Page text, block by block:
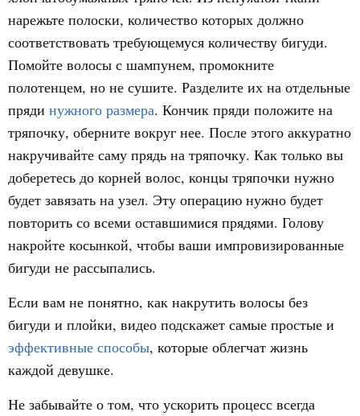
нарежьте полоски, количество которых должно
соответствовать требующемуся количеству бигуди.
Помойте волосы с шампунем, промокните
полотенцем, но не сушите. Разделите их на отдельные
пряди нужного размера. Кончик пряди положите на
тряпочку, оберните вокруг нее. После этого аккуратно
накручивайте саму прядь на тряпочку. Как только вы
доберетесь до корней волос, концы тряпочки нужно
будет завязать на узел. Эту операцию нужно будет
повторить со всеми оставшимися прядями. Голову
накройте косынкой, чтобы ваши импровизированные
бигуди не рассыпались.
Если вам не понятно, как накрутить волосы без
бигуди и плойки, видео подскажет самые простые и
эффективные способы, которые облегчат жизнь
каждой девушке.
Не забывайте о том, что ускорить процесс всегда